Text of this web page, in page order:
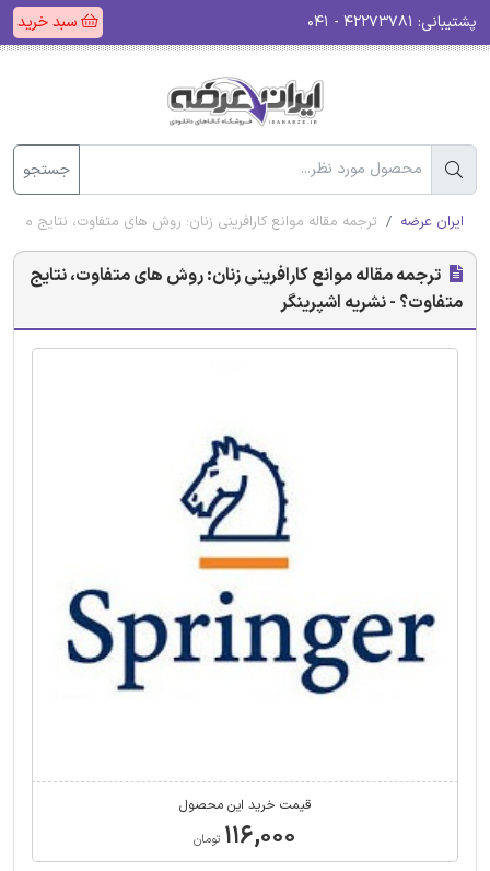
پشتیبانی: سبد خرید
جستجو
ایران عرضه ترجمه مقاله موانع کارافرینی زنان: روش های متفاوت، نتایج
ترجمه مقاله موانع کارافرینی زنان: روش های متفاوت، نتایج
متفاوت؟ - نشریه اشپرینگر
قیمت خرید این محصول
۱۱۶,۰۰۰ تومان